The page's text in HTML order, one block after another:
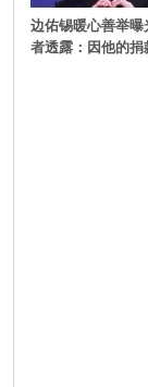
边佑锡暖心善举
者透露：因他的